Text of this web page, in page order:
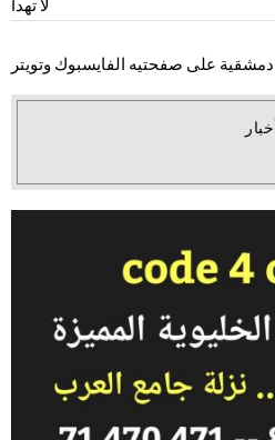
لا تهدأ
على صفحتيه الفايسبوك وتويتر